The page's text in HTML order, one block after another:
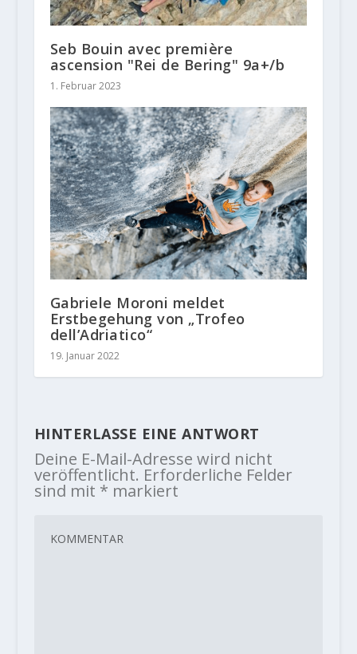
Seb Bouin avec première
ascension "Rei de Bering" 9a+/b
1. Februar 2023
Gabriele Moroni meldet
Erstbegehung von „Trofeo
dell’Adriatico“
19. Januar 2022
HINTERLASSE EINE ANTWORT
Deine E-Mail-Adresse wird nicht
veröffentlicht. Erforderliche Felder
sind mit * markiert